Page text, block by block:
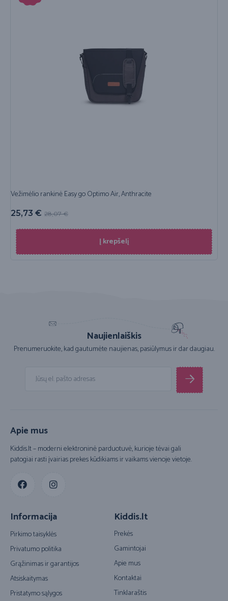
Vežimėlio rankinė Easy go Optimo Air, Anthracite
28,07€
25,73 €
Į krepšelį
Naujienlaiškis
Prenumeruokite, kad gautumėte naujienas, pasiūlymus ir dar daugiau.
Apie mus
Kiddis.lt – moderni elektroninė parduotuvė, kurioje tėvai gali
patogiai rasti įvairias prekes kūdikiams ir vaikams vienoje vietoje.
Informacija
Pirkimo taisyklės
Privatumo politika
Grąžinimas ir garantijos
Atsiskaitymas
Pristatymo sąlygos
Kiddis.lt
Prekės
Gamintojai
Apie mus
Kontaktai
Tinklaraštis